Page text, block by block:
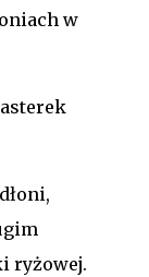
w
ryżowej.